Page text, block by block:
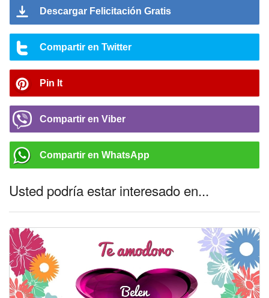
Descargar Felicitación Gratis
Compartir en Twitter
Pin It
Compartir en Viber
Compartir en WhatsApp
Usted podría estar interesado en...